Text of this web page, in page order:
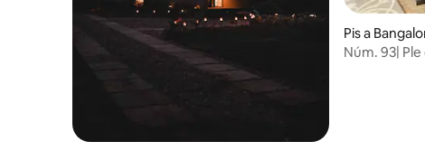
Pis a
Núm. 93|